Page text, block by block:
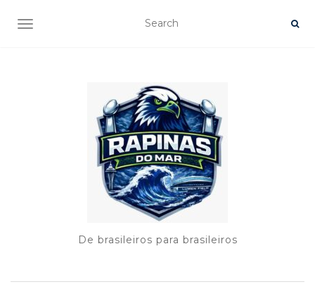
TOGGLE NAVIGATION
De brasileiros para brasileiros